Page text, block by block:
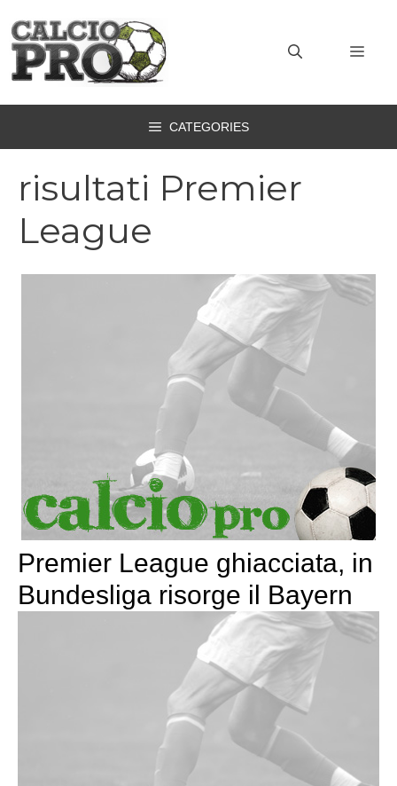
contenuto
CATEGORIES
risultati Premier
League
Premier League ghiacciata, in
Bundesliga risorge il Bayern